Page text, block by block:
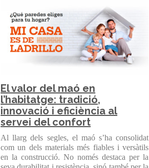
El valor del maó en
l’habitatge: tradició,
innovació i eficiència al
servei del confort
Al llarg dels segles, el maó s’ha consolidat
com un dels materials més fiables i versàtils
en la construcció. No només destaca per la